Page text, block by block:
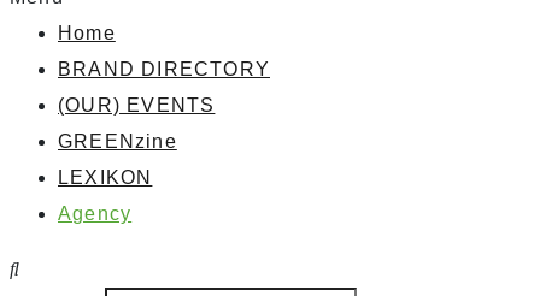
Home
BRAND DIRECTORY
(OUR) EVENTS
GREENzine
LEXIKON
Agency